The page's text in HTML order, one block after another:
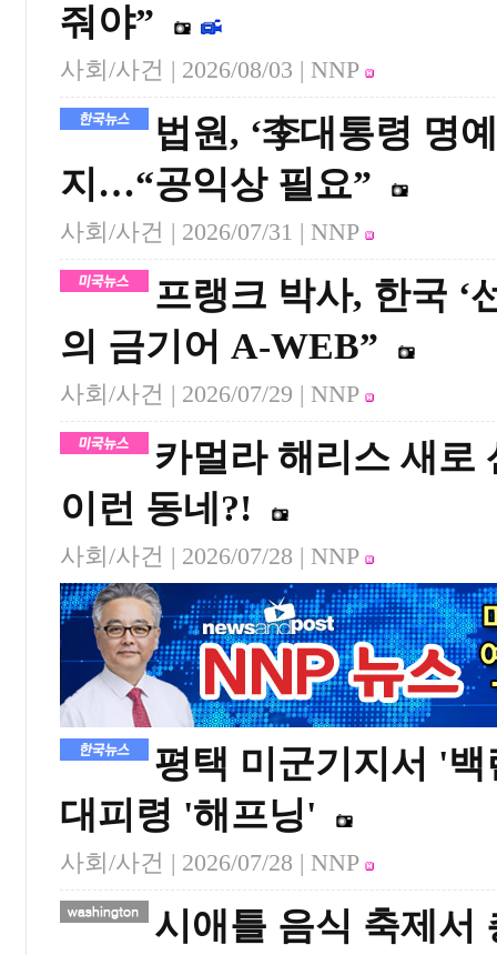
줘야”
사회/사건 | 2026/08/03 | NNP
법원, ‘李대통령 명
지…“공익상 필요”
사회/사건 | 2026/07/31 | NNP
프랭크 박사, 한국 ‘
의 금기어 A-WEB”
사회/사건 | 2026/07/29 | NNP
카멀라 해리스 새로
이런 동네?!
사회/사건 | 2026/07/28 | NNP
평택 미군기지서 '
대피령 '해프닝'
사회/사건 | 2026/07/28 | NNP
시애틀 음식 축제서